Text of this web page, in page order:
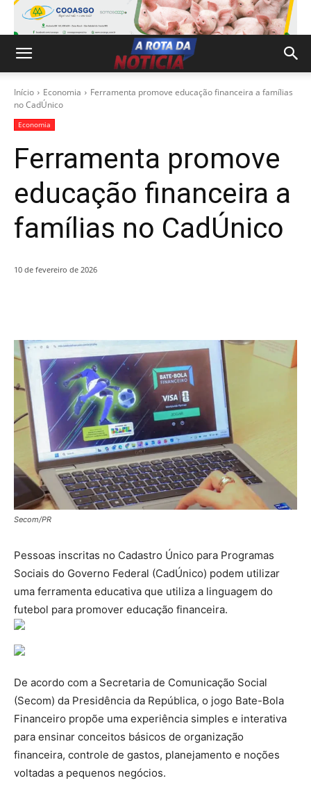
Início Economia
Ferramenta promove educação financeira a famílias
no CadÚnico
Economia
Ferramenta promove
educação financeira a
famílias no CadÚnico
10 de fevereiro de 2026
Secom/PR
Pessoas inscritas no Cadastro Único para Programas
Sociais do Governo Federal (CadÚnico) podem utilizar
uma ferramenta educativa que utiliza a linguagem do
futebol para promover educação financeira.
De acordo com a Secretaria de Comunicação Social
(Secom) da Presidência da República, o jogo Bate-Bola
Financeiro propõe uma experiência simples e interativa
para ensinar conceitos básicos de organização
financeira, controle de gastos, planejamento e noções
voltadas a pequenos negócios.